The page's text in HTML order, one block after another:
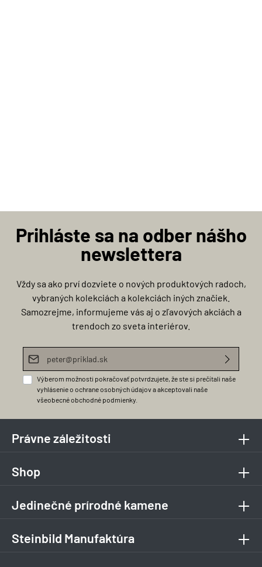
Prihláste sa na odber nášho
newslettera
Vždy sa ako prví dozviete o nových produktových radoch,
vybraných kolekciách a kolekciách iných značiek.
Samozrejme, informujeme vás aj o zľavových akciách a
trendoch zo sveta interiérov.
E-mailová adresa*
Výberom možnosti pokračovať potvrdzujete, že ste si prečítali naše
vyhlásenie o ochrane osobných údajova akceptovali naše
všeobecné obchodné podmienky
Právne záležitosti
Shop
Jedinečné prírodné kamene
Steinbild Manufaktúra